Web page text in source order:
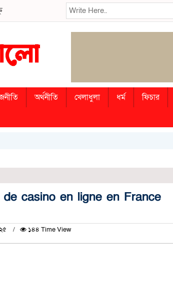
অর্থনীতি খেলাধুলা ধর্ম ফিচার
casino en ligne en France
১৪৪ Time View